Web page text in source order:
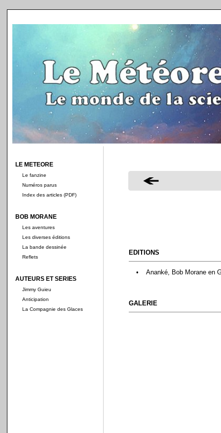
LE METEORE
Le fanzine
Numéros parus
Index des articles (PDF)
BOB MORANE
Les aventures
Les diverses éditions
La bande dessinée
Reflets
AUTEURS ET SERIES
Jimmy Guieu
Anticipation
La Compagnie des Glaces
EDITIONS
• Ananké, Bob Morane en
GALERIE